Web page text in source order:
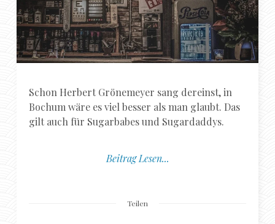
Schon Herbert Grönemeyer sang dereinst, in
Bochum wäre es viel besser als man glaubt. Das
gilt auch für Sugarbabes und Sugardaddys.
Beitrag Lesen...
Teilen